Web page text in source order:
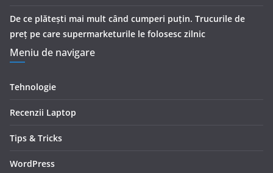
De ce plătești mai mult când cumperi puțin. Trucurile de
preț pe care supermarketurile le folosesc zilnic
Meniu de navigare
Tehnologie
Recenzii Laptop
Tips & Tricks
WordPress